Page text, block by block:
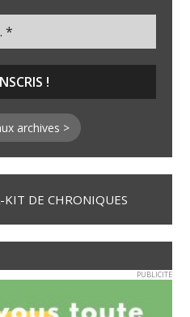
archives >
DE CHRONIQUES
PUBLICITE